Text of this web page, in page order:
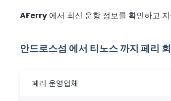
AFerry 에서 최신 운항 정보를 확인하고
안드로스섬 에서 티노스 까지 페리
페리 운영업체